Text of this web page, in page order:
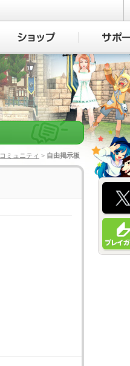
コミュニティ > 自由掲示板